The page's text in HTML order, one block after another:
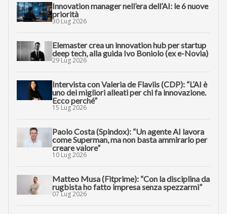
Innovation manager nell’era dell’AI: le 6 nuove
priorità
30 Lug 2026
Elemaster crea un innovation hub per startup
deep tech, alla guida Ivo Boniolo (ex e-Novia)
29 Lug 2026
Intervista con Valeria de Flaviis (CDP): “L’AI è
uno dei migliori alleati per chi fa innovazione.
Ecco perché”
15 Lug 2026
Paolo Costa (Spindox): “Un agente AI lavora
come Superman, ma non basta ammirarlo per
creare valore”
10 Lug 2026
Matteo Musa (Fitprime): “Con la disciplina da
rugbista ho fatto impresa senza spezzarmi”
07 Lug 2026